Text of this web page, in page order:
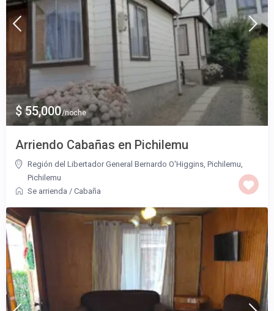
$ 55,000/noche
Arriendo Cabañas en Pichilemu
Región del Libertador General Bernardo O'Higgins, Pichilemu,
Pichilemu
Se arrienda /Cabaña